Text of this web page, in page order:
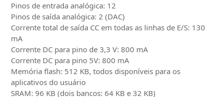
Pinos de entrada analógica: 12
Pinos de saída analógica: 2 (DAC)
Corrente total de saída CC em todas as linhas de E/S: 130
mA
Corrente DC para pino de 3,3 V: 800 mA
Corrente DC para pino 5V: 800 mA
Memória flash: 512 KB, todos disponíveis para os
aplicativos do usuário
SRAM: 96 KB (dois bancos: 64 KB e 32 KB)